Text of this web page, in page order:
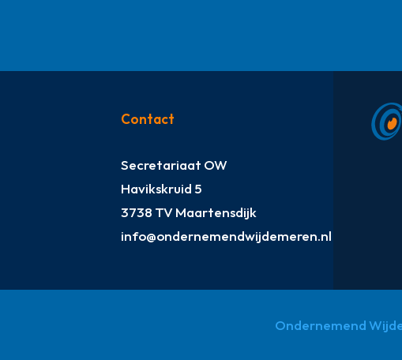
Contact
Secretariaat OW
Havikskruid 5
3738 TV Maartensdijk
info@ondernemendwijdemeren.nl
Ondernemend